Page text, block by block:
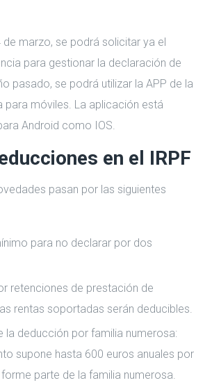
de marzo, se podrá solicitar ya el
para gestionar la declaración de
pasado, se podrá utilizar la APP de la
para móviles. La aplicación está
Android como IOS.
en el IRPF
pasan por las siguientes
para no declarar por dos
retenciones de prestación de
rentas soportadas serán deducibles.
la deducción por familia numerosa:
supone hasta 600 euros anuales por
parte de la familia numerosa.